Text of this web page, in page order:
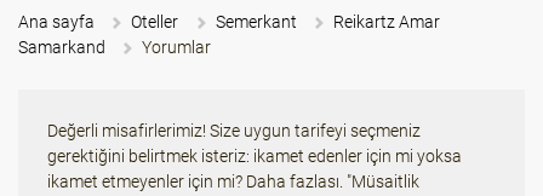
Ana sayfa Oteller Semerkant
Reikartz Amar
Samarkand
Yorumlar
Değerli misafirlerimiz! Size uygun tarifeyi seçmeniz
gerektiğini belirtmek isteriz: ikamet edenler için mi yoksa
ikamet etmeyenler için mi? Daha fazlası. "Müsaitlik